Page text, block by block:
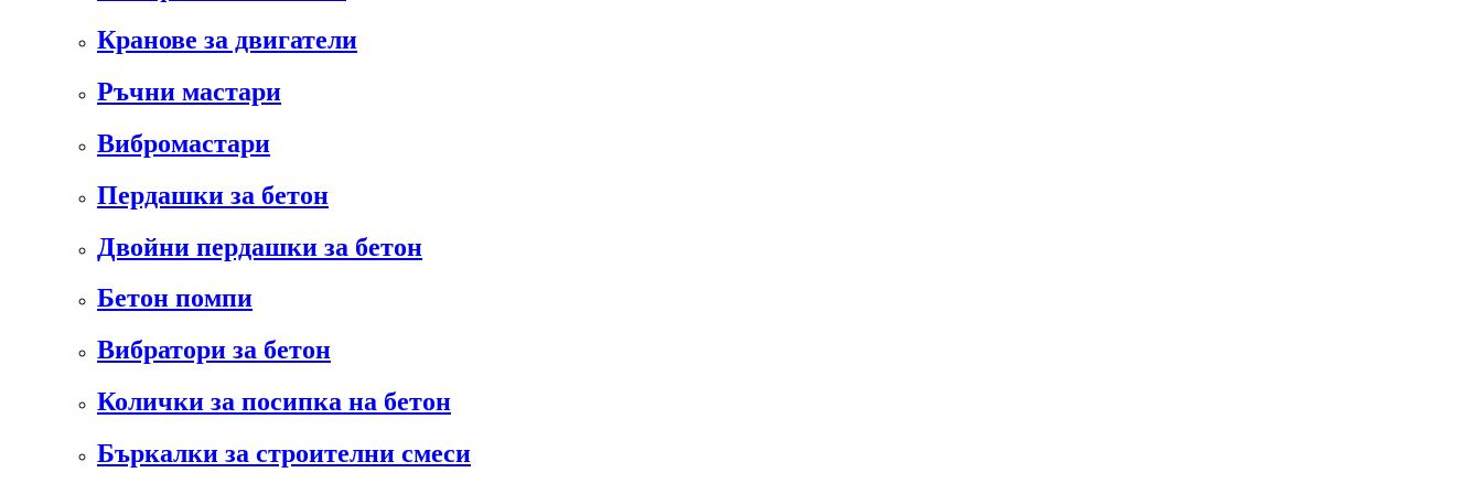
Кранове за двигатели
Ръчни мастари
Вибромастари
Пердашки за бетон
Двойни пердашки за бетон
Бетон помпи
Вибратори за бетон
Колички за посипка на бетон
Бъркалки за строителни смеси